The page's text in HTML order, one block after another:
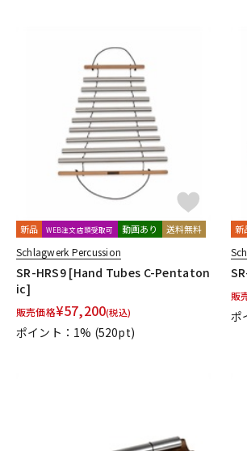
DJ機器
中古
新品 WEB注文店頭受取可 動画あり 送料無料
Schlagwerk Percussion
SR-HRS9 [Hand Tubes C-Pentaton
ic]
販売価格¥57,200(税込)
ポイント：1% (520pt)
新
販
ポ